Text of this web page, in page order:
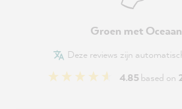
Groen met Oceaan
Deze reviews zijn
4.85based on